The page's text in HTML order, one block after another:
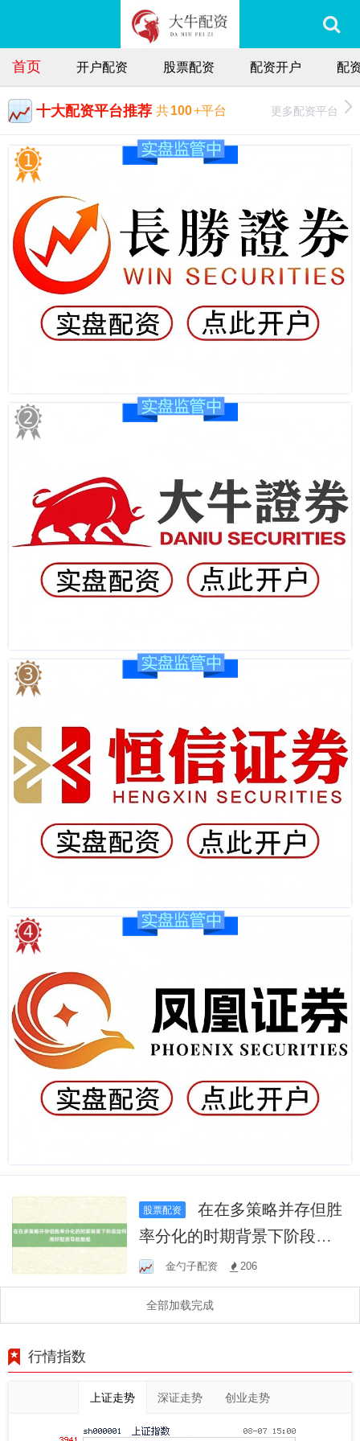
首页 开户配资 股票配资 配资开户 配
十大配资平台推荐 共100+平台 更多配资平台
股票配资
在在多策略并存但胜
率分化的时期背景下阶段如
何用好配资导航做组
金勺子配资 206
全部加载完成
行情指数
上证走势 深证走势 创业走势